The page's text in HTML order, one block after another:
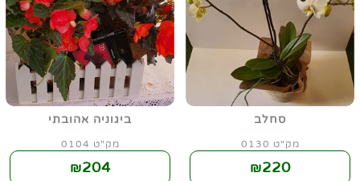
סחלב
מק"ט 0130
₪220
ביגוניה אהובתי
מק"ט 0104
₪204